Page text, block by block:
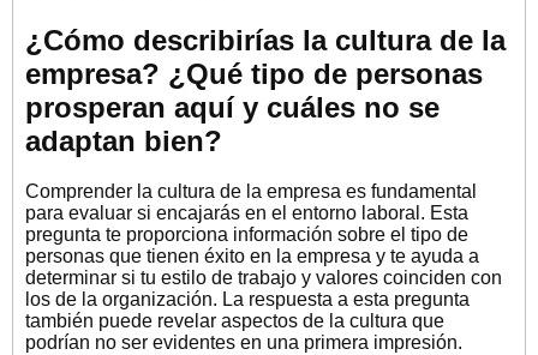
¿Cómo describirías la cultura de la
empresa? ¿Qué tipo de personas
prosperan aquí y cuáles no se
adaptan bien?
Comprender la cultura de la empresa es fundamental
para evaluar si encajarás en el entorno laboral. Esta
pregunta te proporciona información sobre el tipo de
personas que tienen éxito en la empresa y te ayuda a
determinar si tu estilo de trabajo y valores coinciden con
los de la organización. La respuesta a esta pregunta
también puede revelar aspectos de la cultura que
podrían no ser evidentes en una primera impresión.